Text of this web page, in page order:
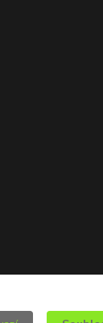
e-granule.cz